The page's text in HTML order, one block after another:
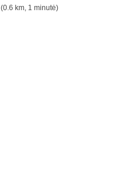
(0.6 km, 1 minutė)